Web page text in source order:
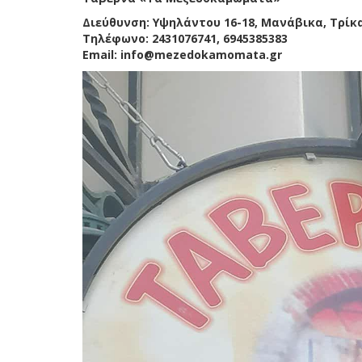
Διεύθυνση: Υψηλάντου 16-18, Μανάβικα,
Τηλέφωνο: 2431076741, 6945385383
Email: info@mezedokamomata.gr